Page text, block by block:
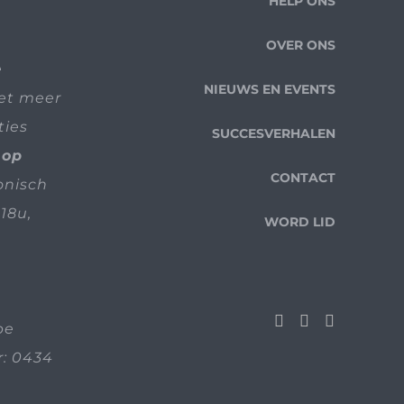
meer
0434
OVER ONS
NIEUWS EN EVENTS
SUCCESVERHALEN
CONTACT
WORD LID